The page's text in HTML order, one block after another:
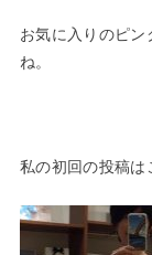
お気に入りのピ
ね。
私の初回の投稿は